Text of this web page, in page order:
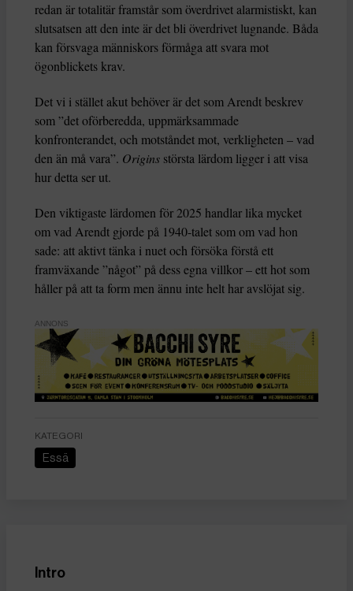
redan är totalitär framstår som överdrivet alarmistiskt, kan
slutsatsen att den inte är det bli överdrivet lugnande. Båda
kan försvaga människors förmåga att svara mot
ögonblickets krav.
Det vi i stället akut behöver är det som Arendt beskrev
som ”det oförberedda, uppmärksammade
konfronterandet, och motståndet mot, verkligheten – vad
den än må vara”. Origins största lärdom ligger i att visa
hur detta ser ut.
Den viktigaste lärdomen för 2025 handlar lika mycket
om vad Arendt gjorde på 1940-talet som om vad hon
sade: att aktivt tänka i nuet och försöka förstå ett
framväxande ”något” på dess egna villkor – ett hot som
håller på att ta form men ännu inte helt har avslöjat sig.
ANNONS
KATEGORI
Essä
Intro